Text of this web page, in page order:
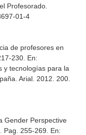
Profesorado.
01-4
de profesores en
230. En:
y tecnologías para la
Arial. 2012. 200.
Gender Perspective
Pag. 255-269. En: